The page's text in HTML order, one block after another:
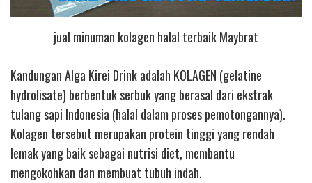
jual minuman kolagen halal terbaik Maybrat
Kandungan Alga Kirei Drink adalah KOLAGEN (gelatine
hydrolisate) berbentuk serbuk yang berasal dari ekstrak
tulang sapi Indonesia (halal dalam proses pemotongannya).
Kolagen tersebut merupakan protein tinggi yang rendah
lemak yang baik sebagai nutrisi diet, membantu
mengokohkan dan membuat tubuh indah.